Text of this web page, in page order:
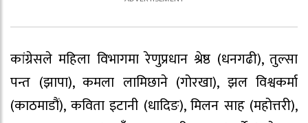
कांग्रेसले महिला विभागमा रेणुप्रधान श्रेष्ठ (धनगढी), तुल्सा
पन्त (झापा), कमला लामिछाने (गोरखा), झल विश्वकर्मा
(काठमाडौं), कविता इटानी (धादिङ), मिलन साह (महोत्तरी),